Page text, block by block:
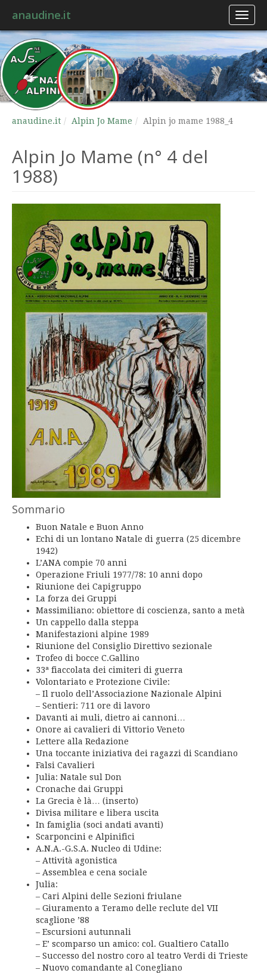
anaudine.it
anaudine.it Alpin Jo Mame Alpin jo mame 1988_4
Alpin Jo Mame (n° 4 del
1988)
Sommario
Buon Natale e Buon Anno
Echi di un lontano Natale di guerra (25 dicembre
1942)
L’ANA compie 70 anni
Operazione Friuli 1977/78: 10 anni dopo
Riunione dei Capigruppo
La forza dei Gruppi
Massimiliano: obiettore di coscienza, santo a metà
Un cappello dalla steppa
Manifestazioni alpine 1989
Riunione del Consiglio Direttivo sezionale
Trofeo di bocce C.Gallino
33ª fiaccolata dei cimiteri di guerra
Volontariato e Protezione Civile:
– Il ruolo dell’Associazione Nazionale Alpini
– Sentieri: 711 ore di lavoro
Davanti ai muli, dietro ai cannoni…
Onore ai cavalieri di Vittorio Veneto
Lettere alla Redazione
Una toccante iniziativa dei ragazzi di Scandiano
Falsi Cavalieri
Julia: Natale sul Don
Cronache dai Gruppi
La Grecia è là… (inserto)
Divisa militare e libera uscita
In famiglia (soci andati avanti)
Scarponcini e Alpinifici
A.N.A.-G.S.A. Nucleo di Udine:
– Attività agonistica
– Assemblea e cena sociale
Julia:
– Cari Alpini delle Sezioni friulane
– Giuramento a Teramo delle reclute del VII
scaglione ’88
– Escursioni autunnali
– E’ scomparso un amico: col. Gualtiero Catallo
– Successo del nostro coro al teatro Verdi di Trieste
– Nuovo comandante al Conegliano